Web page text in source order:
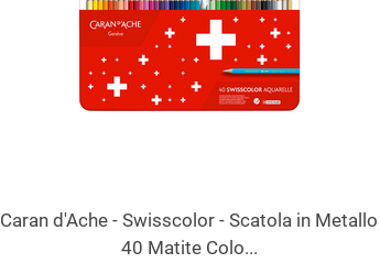
Caran d'Ache - Swisscolor - Scatola in Metallo
40 Matite Colo...